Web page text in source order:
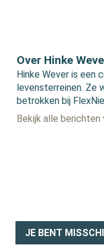
Over Hinke
Hinke Wever is een
levensterreinen. Ze
betrokken bij
Bekijk alle berichten
JE BENT